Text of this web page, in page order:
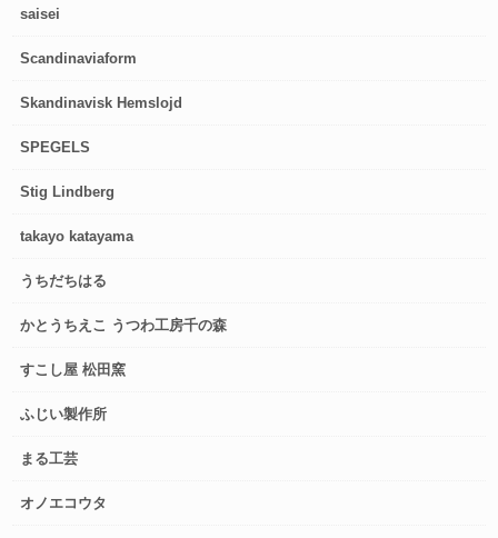
saisei
Scandinaviaform
Skandinavisk Hemslojd
SPEGELS
Stig Lindberg
takayo katayama
うちだちはる
かとうちえこ うつわ工房千の森
すこし屋 松田窯
ふじい製作所
まる工芸
オノエコウタ